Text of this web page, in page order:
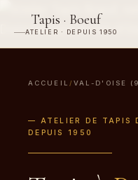
Tapis · Boeuf
ATELIER · DEPUIS 1950
ACCUEIL / VAL-D'OISE
— ATELIER DE TAPIS
DEPUIS 1950